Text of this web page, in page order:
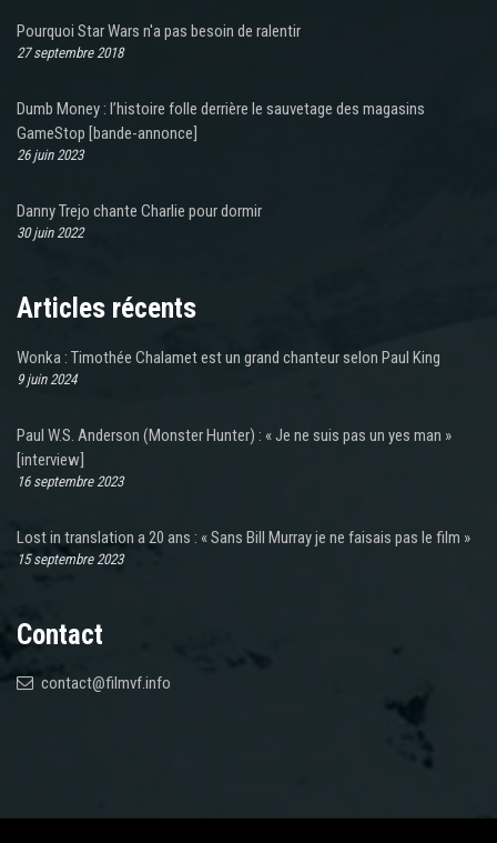
Pourquoi Star Wars n'a pas besoin de ralentir
27 septembre 2018
Dumb Money : l’histoire folle derrière le sauvetage des magasins
GameStop [bande-annonce]
26 juin 2023
Danny Trejo chante Charlie pour dormir
30 juin 2022
Articles récents
Wonka : Timothée Chalamet est un grand chanteur selon Paul King
9 juin 2024
Paul W.S. Anderson (Monster Hunter) : « Je ne suis pas un yes man »
[interview]
16 septembre 2023
Lost in translation a 20 ans : « Sans Bill Murray je ne faisais pas le film »
15 septembre 2023
Contact
contact@filmvf.info